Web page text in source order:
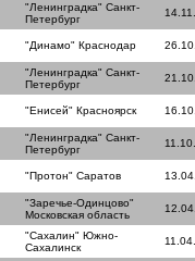
"Ленинградка" Санкт-
Петербург
"Динамо" Краснодар
"Ленинградка" Санкт-
Петербург
"Енисей" Красноярск
"Ленинградка" Санкт-
Петербург
"Протон" Саратов
"Заречье-Одинцово"
Московская область
"Сахалин" Южно-
Сахалинск